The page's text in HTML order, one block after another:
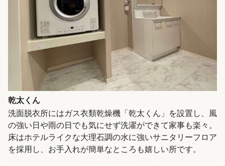
乾太くん
洗面脱衣所にはガス衣類乾燥機「乾太くん」を設置し、風
の強い日や雨の日でも気にせず洗濯ができて家事も楽々。
床はホテルライクな大理石調の水に強いサニタリーフロア
を採用し、お手入れが簡単なところも嬉しい所です。